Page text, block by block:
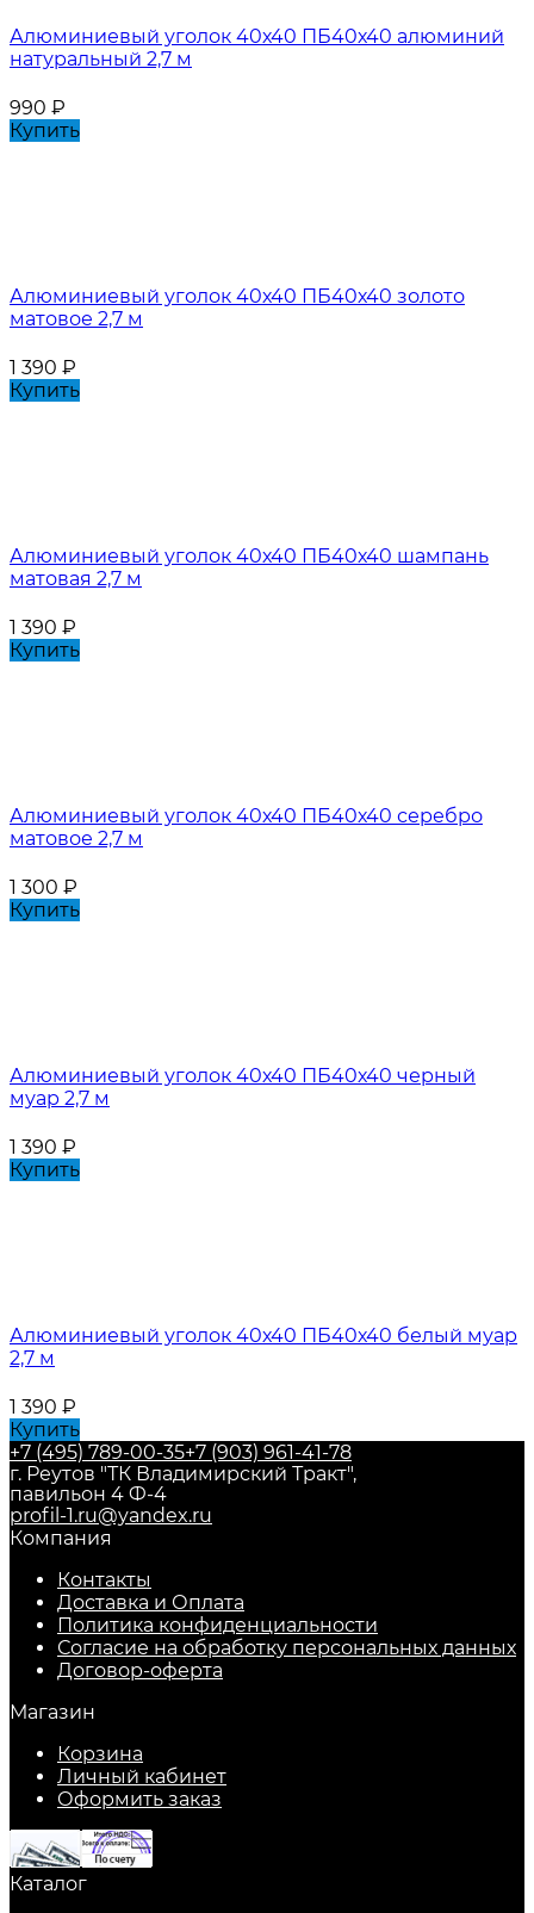
Алюминиевый уголок 40х40 ПБ40х40 алюминий
натуральный 2,7 м
990 ₽
Купить
Алюминиевый уголок 40х40 ПБ40х40 золото
матовое 2,7 м
1 390 ₽
Купить
Алюминиевый уголок 40х40 ПБ40х40 шампань
матовая 2,7 м
1 390 ₽
Купить
Алюминиевый уголок 40х40 ПБ40х40 серебро
матовое 2,7 м
1 300 ₽
Купить
Алюминиевый уголок 40х40 ПБ40х40 черный
муар 2,7 м
1 390 ₽
Купить
Алюминиевый уголок 40х40 ПБ40х40 белый муар
2,7 м
1 390 ₽
Купить
+7 (495) 789-00-35+7 (903) 961-41-78
г. Реутов "ТК Владимирский Тракт",
павильон 4 Ф-4
profil-1.ru@yandex.ru
Компания
Контакты
Доставка и Оплата
Политика конфиденциальности
Согласие на обработку персональных данных
Договор-оферта
Магазин
Корзина
Личный кабинет
Оформить заказ
Каталог